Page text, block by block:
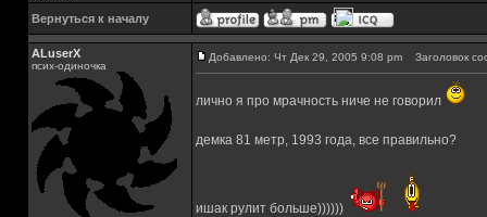
Вернуться к началу
ALuserX
псих-одиночка
Добавлено: Чт Дек 29, 2005 9:08 pm Заголовок
лично я про мрачность ниче не говорил
демка 81 метр, 1993 года, все правильно?
ишак рулит больше))))))